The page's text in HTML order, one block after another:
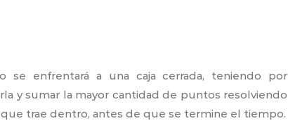
se enfrentará a una caja cerrada, teniendo por
y sumar la mayor cantidad de puntos resolviendo
trae dentro, antes de que se termine el tiempo.